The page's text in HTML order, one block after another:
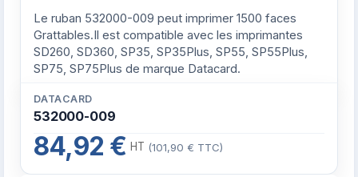
Le ruban 532000-009 peut imprimer 1500 faces
Grattables.Il est compatible avec les imprimantes
SD260, SD360, SP35, SP35Plus, SP55, SP55Plus,
SP75, SP75Plus de marque Datacard.
DATACARD
532000-009
84,92 € HT (101,90 € TTC)